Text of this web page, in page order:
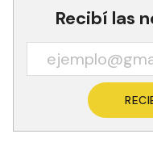
Recibí las